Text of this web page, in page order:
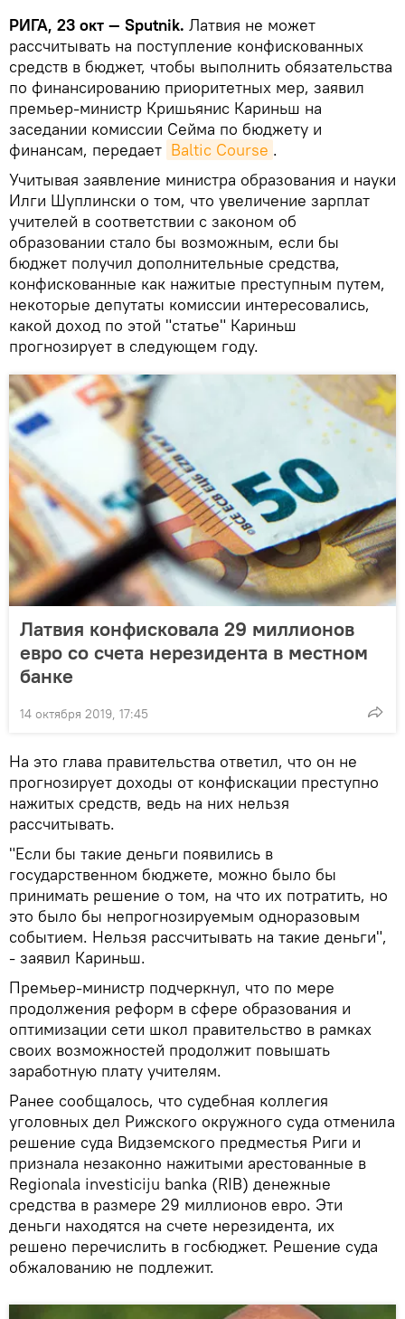
РИГА, 23 окт — Sputnik. Латвия не может
рассчитывать на поступление конфискованных
средств в бюджет, чтобы выполнить обязательства
по финансированию приоритетных мер, заявил
премьер-министр Кришьянис Кариньш на
заседании комиссии Сейма по бюджету и
финансам, передает Baltic Course .
Учитывая заявление министра образования и науки
Илги Шуплински о том, что увеличение зарплат
учителей в соответствии с законом об
образовании стало бы возможным, если бы
бюджет получил дополнительные средства,
конфискованные как нажитые преступным путем,
некоторые депутаты комиссии интересовались,
какой доход по этой "статье" Кариньш
прогнозирует в следующем году.
Латвия конфисковала 29 миллионов
евро со счета нерезидента в местном
банке
14 октября 2019, 17:45
На это глава правительства ответил, что он не
прогнозирует доходы от конфискации преступно
нажитых средств, ведь на них нельзя
рассчитывать.
"Если бы такие деньги появились в
государственном бюджете, можно было бы
принимать решение о том, на что их потратить, но
это было бы непрогнозируемым одноразовым
событием. Нельзя рассчитывать на такие деньги",
- заявил Кариньш.
Премьер-министр подчеркнул, что по мере
продолжения реформ в сфере образования и
оптимизации сети школ правительство в рамках
своих возможностей продолжит повышать
заработную плату учителям.
Ранее сообщалось, что судебная коллегия
уголовных дел Рижского окружного суда отменила
решение суда Видземского предместья Риги и
признала незаконно нажитыми арестованные в
Regionala investiciju banka (RIB) денежные
средства в размере 29 миллионов евро. Эти
деньги находятся на счете нерезидента, их
решено перечислить в госбюджет. Решение суда
обжалованию не подлежит.